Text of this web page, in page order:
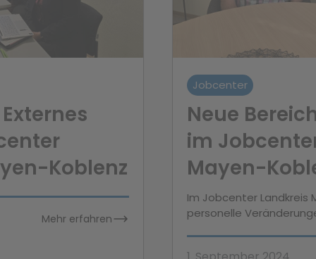
Koblenz
Mehr erfahren
Jobcenter
Neue
im
Mayen-
Im Jobcenter Landkreis
personelle